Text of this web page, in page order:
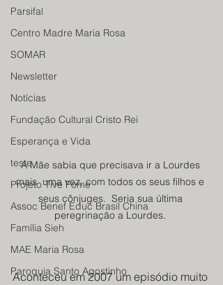
Parsifal
Centro Madre Maria Rosa
SOMAR
Newsletter
Notícias
Fundação Cultural Cristo Rei
Esperança e Vida
teste
Projeto Tive Fome
Assoc Benef Educ Brasil China
Família Sieh
MAE Maria Rosa
Paroquia Santo Agostinho
A Mãe sabia que precisava ir a Lourdes
mais  uma vez, com todos os seus filhos e
seus cônjuges.  Seria sua última
peregrinação a Lourdes.
Aconteceu em 2007 um episódio muito